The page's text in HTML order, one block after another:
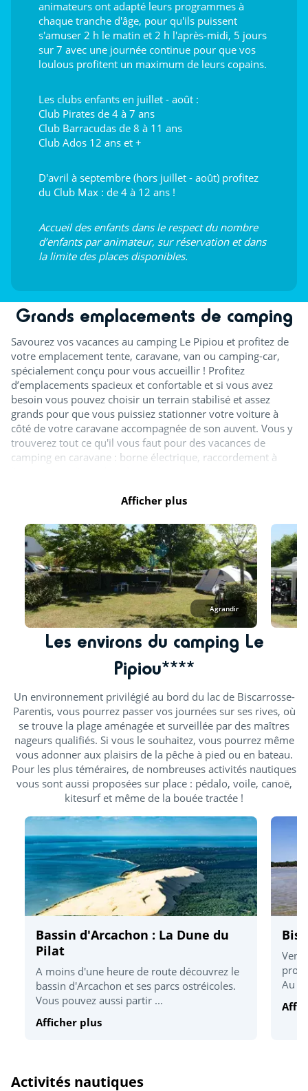
animateurs ont adapté leurs programmes à
chaque tranche d'âge, pour qu'ils puissent
s'amuser 2 h le matin et 2 h l'après-midi, 5 jours
sur 7 avec une journée continue pour que vos
loulous profitent un maximum de leurs copains.
Les clubs enfants en juillet - août :
Club Pirates de 4 à 7 ans
Club Barracudas de 8 à 11 ans
Club Ados 12 ans et +
D'avril à septembre (hors juillet - août) profitez
du Club Max : de 4 à 12 ans !
Accueil des enfants dans le respect du nombre
d’enfants par animateur, sur réservation et dans
la limite des places disponibles.
Grands emplacements de camping
Savourez vos vacances au camping Le Pipiou et profitez de
votre emplacement tente, caravane, van ou camping-car,
spécialement conçu pour vous accueillir ! Profitez
d’emplacements spacieux et confortable et si vous avez
besoin vous pouvez choisir un terrain stabilisé et assez
grands pour que vous puissiez stationner votre voiture à
côté de votre caravane accompagnée de son auvent. Vous y
trouverez tout ce qu'il vous faut pour des vacances de
camping en caravane : borne électrique, raccordement à
Afficher plus
Agrandir
Les environs du camping Le
Pipiou****
Un environnement privilégié au bord du lac de Biscarrosse-
Parentis, vous pourrez passer vos journées sur ses rives, où
se trouve la plage aménagée et surveillée par des maîtres
nageurs qualifiés. Si vous le souhaitez, vous pourrez même
vous adonner aux plaisirs de la pêche à pied ou en bateau.
Pour les plus téméraires, de nombreuses activités nautiques
vous sont aussi proposées sur place : pédalo, voile, canoë,
kitesurf et même de la bouée tractée !
Bassin d'Arcachon : La Dune du
Pilat
A moins d'une heure de route découvrez le
bassin d'Arcachon et ses parcs ostréicoles.
Vous pouvez aussi partir ...
Afficher plus
Au
Activités nautiques